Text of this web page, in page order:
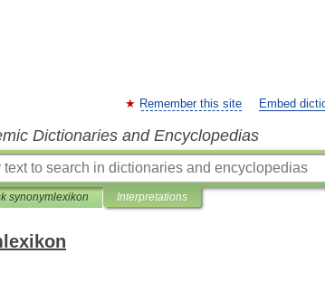
Remember this site Embed
Dictionaries and Encyclopedias
synonymlexikon Interpretations